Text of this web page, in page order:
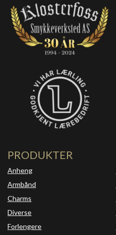
PRODUKTER
Anheng
Armbånd
Charms
Diverse
Forlengere